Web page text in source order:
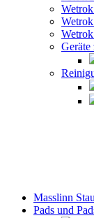
Geräte
Masslinn
Pads und